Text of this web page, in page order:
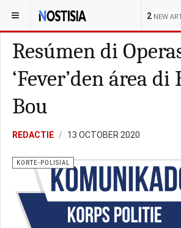
2 NEW
YOU ARE HERE: CURAÇAO POLITIEK
Resúmen di
‘Fever’den área di
Bou
REDACTIE 13 OCTOBER 2020
KORTE-POLISIAL